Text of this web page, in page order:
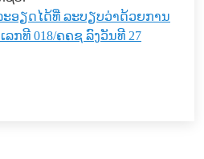
ອຽດໄດ້ທີ່ ລະບຽບວ່າດ້ວຍການ
ກທີ 018/ຄຄຊ ລົງວັນທີ 27